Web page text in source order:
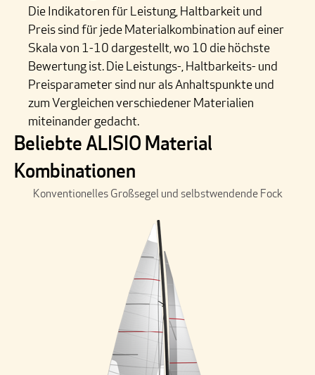
Die Indikatoren für Leistung, Haltbarkeit und
Preis sind für jede Materialkombination auf einer
Skala von 1-10 dargestellt, wo 10 die höchste
Bewertung ist. Die Leistungs-, Haltbarkeits- und
Preisparameter sind nur als Anhaltspunkte und
zum Vergleichen verschiedener Materialien
miteinander gedacht.
Beliebte ALISIO Material
Kombinationen
Konventionelles Großsegel und selbstwendende Fock